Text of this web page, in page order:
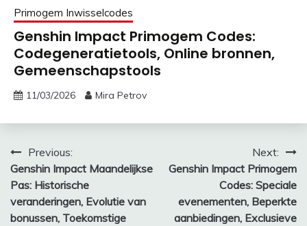
Primogem Inwisselcodes
Genshin Impact Primogem Codes:
Codegeneratietools, Online bronnen,
Gemeenschapstools
11/03/2026 Mira Petrov
Post
navigation
Previous:
Genshin Impact Maandelijkse
Pas: Historische
veranderingen, Evolutie van
bonussen, Toekomstige
Next:
Genshin Impact Primogem
Codes: Speciale
evenementen, Beperkte
aanbiedingen, Exclusieve